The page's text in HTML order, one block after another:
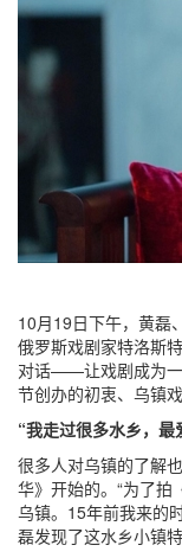
10月19日下午，黄磊
俄罗斯戏剧家特洛斯
对话——让戏剧成为一
节创办的初衷、乌镇
“我走过很多水乡，最
很多人对乌镇的了解
华》开始的。“为了
乌镇。15年前我来的
磊发现了这水乡小镇特